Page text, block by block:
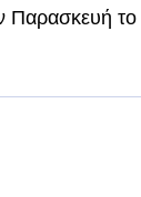
Παρασκευή το